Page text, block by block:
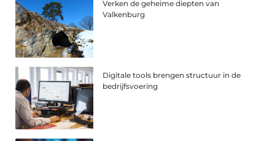
Verken de geheime diepten van
Valkenburg
Digitale tools brengen structuur in de
bedrijfsvoering